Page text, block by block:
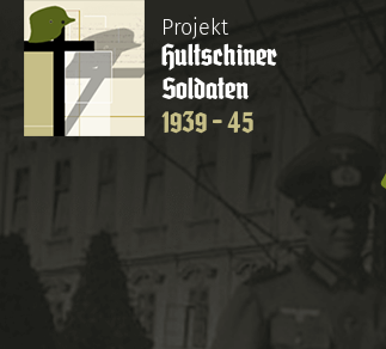
Projekt
Hultschiner
Soldaten
1939 - 45